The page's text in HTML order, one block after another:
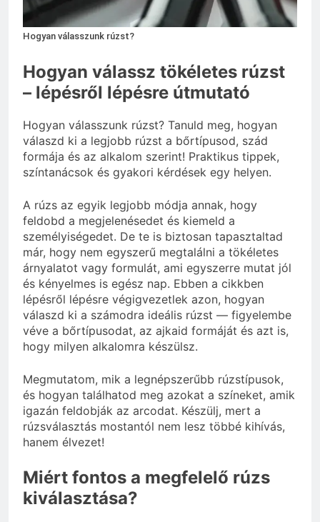
3 Nap Ezelőtt
Hogyan válasszunk rúzst?
Hogyan válassz tökéletes rúzst
– lépésről lépésre útmutató
Hogyan válasszunk rúzst? Tanuld meg, hogyan
válaszd ki a legjobb rúzst a bőrtípusod, szád
formája és az alkalom szerint! Praktikus tippek,
színtanácsok és gyakori kérdések egy helyen.
A rúzs az egyik legjobb módja annak, hogy
feldobd a megjelenésedet és kiemeld a
személyiségedet. De te is biztosan tapasztaltad
már, hogy nem egyszerű megtalálni a tökéletes
árnyalatot vagy formulát, ami egyszerre mutat jól
és kényelmes is egész nap. Ebben a cikkben
lépésről lépésre végigvezetlek azon, hogyan
válaszd ki a számodra ideális rúzst — figyelembe
véve a bőrtípusodat, az ajkaid formáját és azt is,
hogy milyen alkalomra készülsz.
Megmutatom, mik a legnépszerűbb rúzstípusok,
és hogyan találhatod meg azokat a színeket, amik
igazán feldobják az arcodat. Készülj, mert a
rúzsválasztás mostantól nem lesz többé kihívás,
hanem élvezet!
Miért fontos a megfelelő rúzs
kiválasztása?